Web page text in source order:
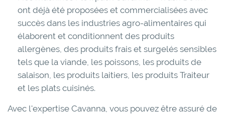
ont déjà été proposées et commercialisées avec
succès dans les industries agro-alimentaires qui
élaborent et conditionnent des produits
allergènes, des produits frais et surgelés sensibles
tels que la viande, les poissons, les produits de
salaison, les produits laitiers, les produits Traiteur
et les plats cuisinés.
Avec l'expertise Cavanna, vous pouvez être assuré de